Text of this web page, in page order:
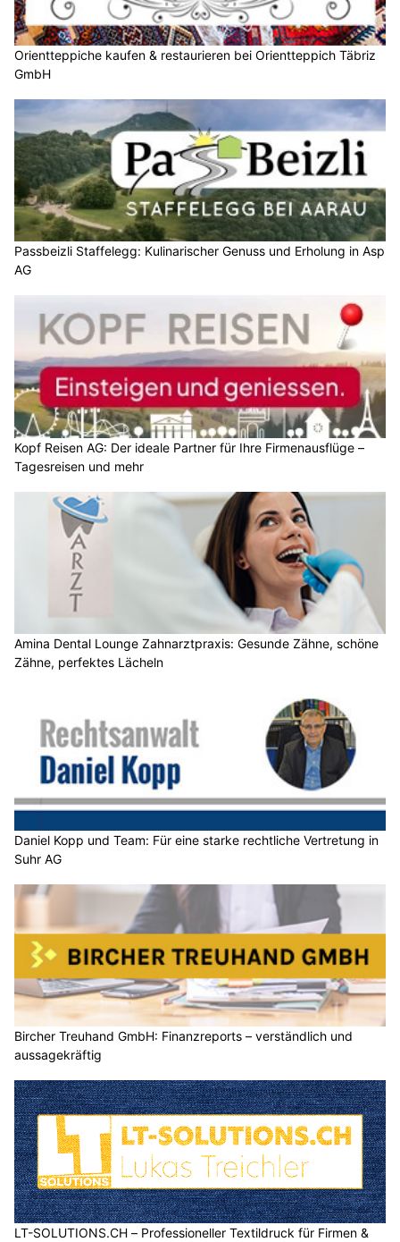
Orientteppiche kaufen & restaurieren bei Orientteppich Täbriz
GmbH
Passbeizli Staffelegg: Kulinarischer Genuss und Erholung in Asp
AG
Kopf Reisen AG: Der ideale Partner für Ihre Firmenausflüge –
Tagesreisen und mehr
Amina Dental Lounge Zahnarztpraxis: Gesunde Zähne, schöne
Zähne, perfektes Lächeln
Daniel Kopp und Team: Für eine starke rechtliche Vertretung in
Suhr AG
Bircher Treuhand GmbH: Finanzreports – verständlich und
aussagekräftig
LT-SOLUTIONS.CH – Professioneller Textildruck für Firmen &